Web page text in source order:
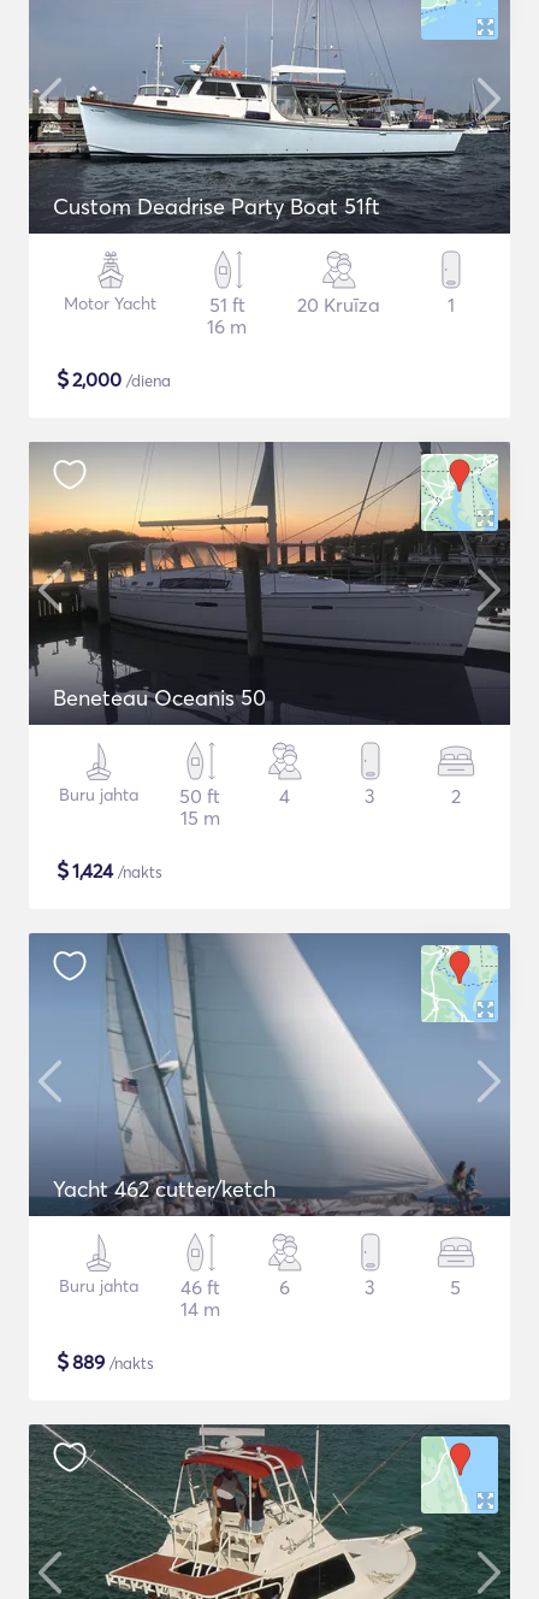
Custom Deadrise Party Boat 51ft
Motor Yacht
51 ft
16 m
20 Kruīza 1
$2,000 /diena
Beneteau Oceanis 50
Buru jahta
50 ft
15 m
4 3 2
$1,424/nakts
Yacht 462 cutter/ketch
Buru jahta
46 ft
14 m
6 3 5
$889 /nakts